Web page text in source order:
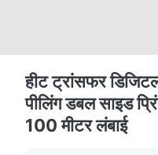
हीट ट्रांसफर
पीलिंग डबल साइड
100 मीटर लंबाई